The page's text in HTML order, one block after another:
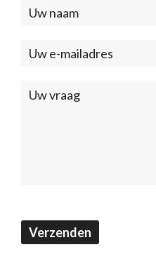
Neem
met
ons
Verzenden